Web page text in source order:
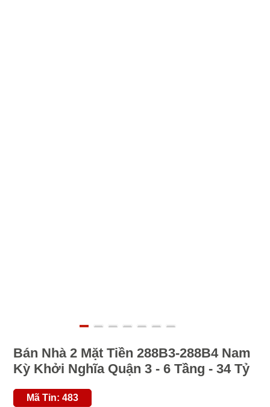
Bán Nhà 2 Mặt Tiền 288B3-288B4 Nam
Kỳ Khởi Nghĩa Quận 3 - 6 Tầng - 34 Tỷ
Mã Tin: 483